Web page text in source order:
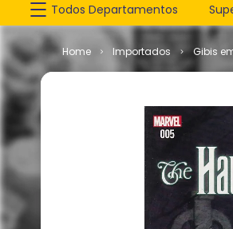
Todos Departamentos
Importados Gibis